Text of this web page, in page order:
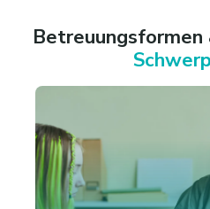
Betreuungsformen